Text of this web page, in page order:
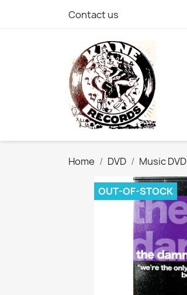
Contact us
Home DVD Music DVD
OUT-OF-STOCK